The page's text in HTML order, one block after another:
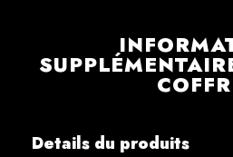
Details du produits